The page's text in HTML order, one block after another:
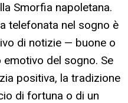
Smorfia napoletana.
telefonata nel sogno è
di notizie — buone o
del sogno. Se
positiva, la tradizione
di fortuna o di un